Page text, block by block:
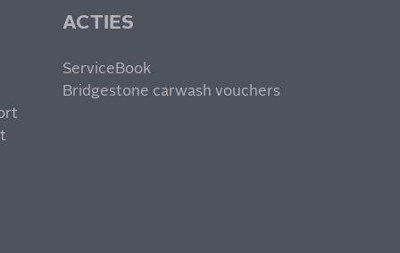
ACTIES
ServiceBook
Bridgestone carwash vouchers